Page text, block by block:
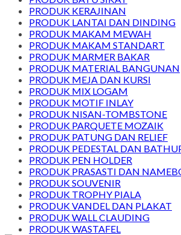
PRODUK KERAJINAN
PRODUK LANTAI DAN DINDING
PRODUK MAKAM MEWAH
PRODUK MAKAM STANDART
PRODUK MARMER BAKAR
PRODUK MATERIAL BANGUNAN
PRODUK MEJA DAN KURSI
PRODUK MIX LOGAM
PRODUK MOTIF INLAY
PRODUK NISAN-TOMBSTONE
PRODUK PARQUETE MOZAIK
PRODUK PATUNG DAN RELIEF
PRODUK PEDESTAL DAN
PRODUK PEN HOLDER
PRODUK PRASASTI DAN
PRODUK SOUVENIR
PRODUK TROPHY PIALA
PRODUK VANDEL DAN PLAKAT
PRODUK WALL CLAUDING
PRODUK WASTAFEL